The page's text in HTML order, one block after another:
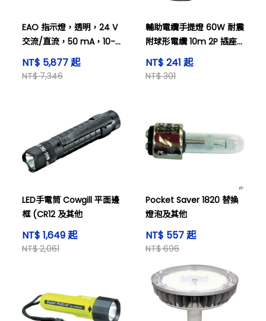
EAO 指示燈，透明，24 V
交流/直流，50 mA，10-
1112.1279。
NT$ 5,877 起
NT$ 7,346
輔助電纜手提燈 60W 耐震
附球形電纜 10m 2P 插座
及其他
NT$ 241 起
NT$ 301
LED手電筒 Cowgill 平面邊
框 (CR12 及其他
NT$ 1,649 起
NT$ 2,061
Pocket Saver 1820 替換
燈泡及其他
NT$ 557 起
NT$ 696